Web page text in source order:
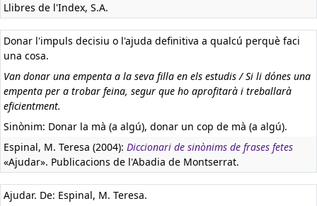
Llibres de l'Index, S.A.
Donar l'impuls decisiu o l'ajuda definitiva a qualcú perquè faci
una cosa.
Van donar una empenta a la seva filla en els estudis / Si li dónes una
empenta per a trobar feina, segur que ho aprofitarà i treballarà
eficientment.
Sinònim: Donar la mà (a algú), donar un cop de mà (a algú).
Espinal, M. Teresa (2004): Diccionari de sinònims de frases fetes
«Ajudar». Publicacions de l'Abadia de Montserrat.
Ajudar. De: Espinal, M. Teresa.